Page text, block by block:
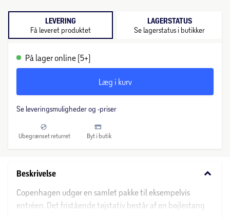
LEVERING
Få leveret produktet
LAGERSTATUS
Se lagerstatus i butikker
På lager online (5+)
Læg i kurv
Se leveringsmuligheder og -priser
Ubegrænset returret Byt i butik
Beskrivelse keyboard_arrow_down
Copenhagen udgør en samlet pakke til eksempelvis
entréen. Det fristående tøjstativ består af en bøjlestang